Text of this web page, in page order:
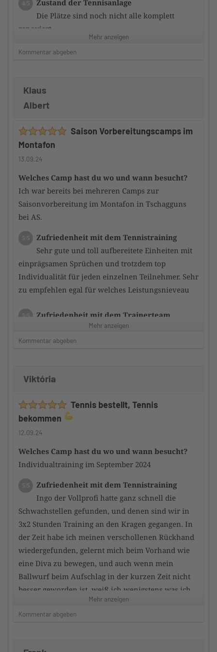
4/5
Zustand der Tennisanlage
Die Plätze sind noch nicht alle komplett
renoviert
3/5
Zufriedenheit mit dem Hotel
Frühstück ausreichend, aber nicht sternewürdig.
Service nett und zuvorkommend und stets bemüht.
besser sein.
Würdest du das Camp an andere
Mehr anzeigen
Kommentar abgeben
Klaus
Albert
Saison Vorbereitungscamps im
Montafon
13.09.24
Welches Camp hast du wo und wann besucht?
Ich war bereits bei mehreren Camps zur
Saisonvorbereitung im Montafon in Tschagguns
bei AS.
5/5
Zufriedenheit mit dem Tennistraining
Sehr gute und toll aufbereitete Einheiten mit
einprägsamen Sprüchen und trotzdem top
Individualität für jeden einzelnen Teilnehmer. Sehr
zu empfehlen egal für welches Leistungsnieveau
5/5
Zufriedenheit mit dem Trainerteam
der bzw. die Trainer schaffen es durch
gezieltes Training immer noch ein Stückchen mehr
Auch hier kann ich nur ein riesen
Kompliment machen denn ide Teilnehmer werden
gut in das gesamte Geschehen integriert und somit
Zustand der Tennisanlage
Unfassbar gute Plätze auch nach ergiebigen
Regen sind die Plätze schnell wieder trocken une
top bespielbar. insgesamt eine top-Anlage
4/5
Zufriedenheit mit dem Hotel
sehr schöne Hotels vor Ort , ween auch für
meinen persönlichen Geschmack etwas überteuert
Würdest du das Camp an andere
TennisTraveller weiterempfehlen
Dein Kommentar
Mehr anzeigen
Kommentar abgeben
Viktória
Tennis bestellt, Tennis
bekommen
12.09.24
Welches Camp hast du wo und wann besucht?
Individualtraining im September 2024
5/5
Zufriedenheit mit dem Tennistraining
Ingo der Vollprofi hatte ganz schnell die
Schwachstellen gefunden, und denen sind wir in
3x2 Stunden Training an den Kragen gegangen. In
der Zeit habe ich meinen verschollenen Rückhand
wiedergefunden, gelernt mich beim Vorhand wie
eine Diva zu bewegen, und auch wenn mein
Ballwurf beim Aufschlag in der kurzen Zeit nicht
besser geworden ist, weiß ich wenigstens was ich
Mehr anzeigen
Kommentar abgeben